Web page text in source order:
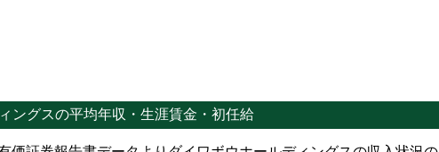
ングスの平均年収・生涯賃金・初任給